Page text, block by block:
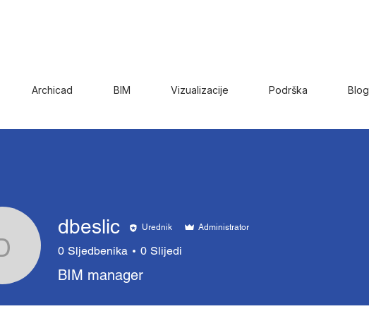
Archicad BIM Vizualizacije Podrška Blog
dbeslic
dbeslic Urednik Administrator
0 Sljedbenika 0 Slijedi
BIM manager